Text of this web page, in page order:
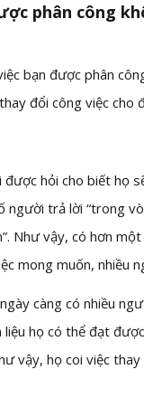
phân công
bạn được phân
đổi công việc cho
hỏi cho biết họ
người trả lời “trong
Như vậy, có hơn
mong muốn, nhiều
càng có nhiều
liệu họ có thể đạt
vậy, họ coi việc